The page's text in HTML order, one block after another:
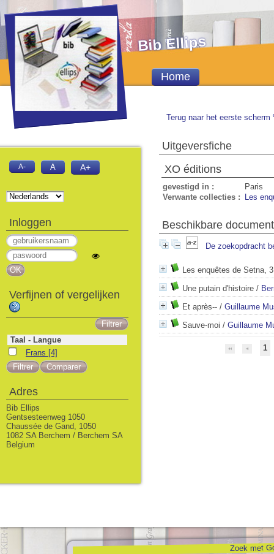
Terug naar het eerste scherm
Uitgeversfiche
XO éditions
gevestigd in :
Paris
Verwante collecties :
Les
Beschikbare
De zoekopdracht
Les enquêtes de Setna,
Une putain d'histoire /
Et après-- / Guillaume
Sauve-moi / Guillaume
1
Zoek met
Bib Ellips
Home
A- A A+
Inloggen
Verfijnen of vergelijken
Taal - Langue
Frans [4]
Adres
Bib Ellips
Gentsesteenweg 1050
Chaussée de Gand, 1050
1082 SA Berchem / Berchem SA
Belgium